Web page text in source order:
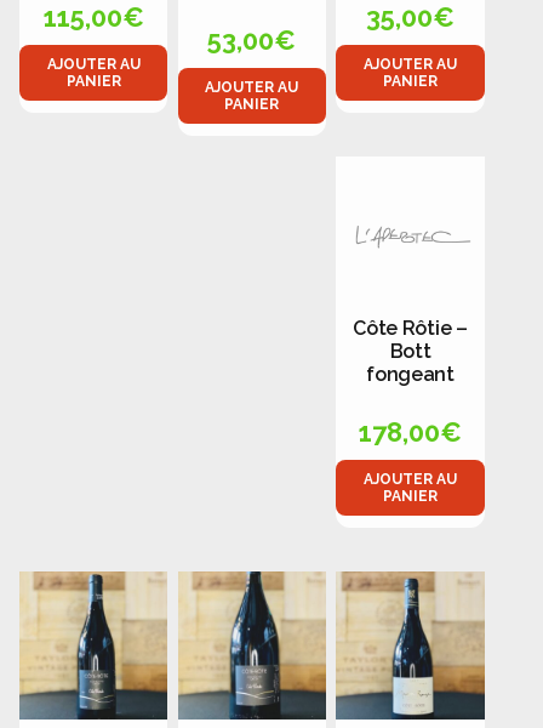
115,00€
AJOUTER AU
PANIER
53,00€
AJOUTER AU
PANIER
35,00€
AJOUTER AU
PANIER
Côte Rôtie –
Bott
fongeant
178,00€
AJOUTER AU
PANIER